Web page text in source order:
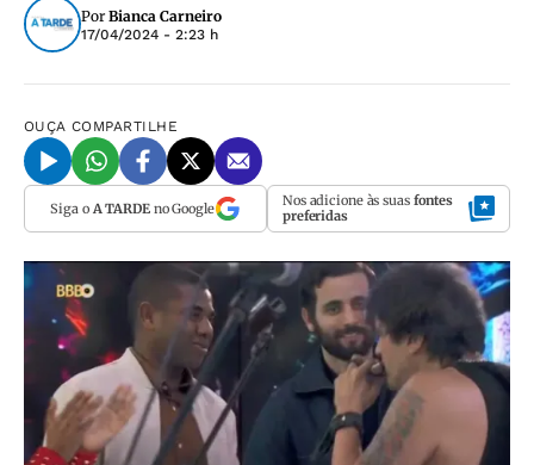
Por Bianca Carneiro
17/04/2024 - 2:23 h
OUÇA COMPARTILHE
Siga o A TARDEno Google Nos adicione às suas fontes
preferidas